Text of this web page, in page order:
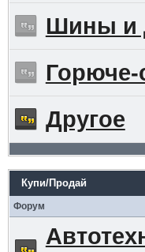
Шины и
Другое
Купи/Продай
Форум